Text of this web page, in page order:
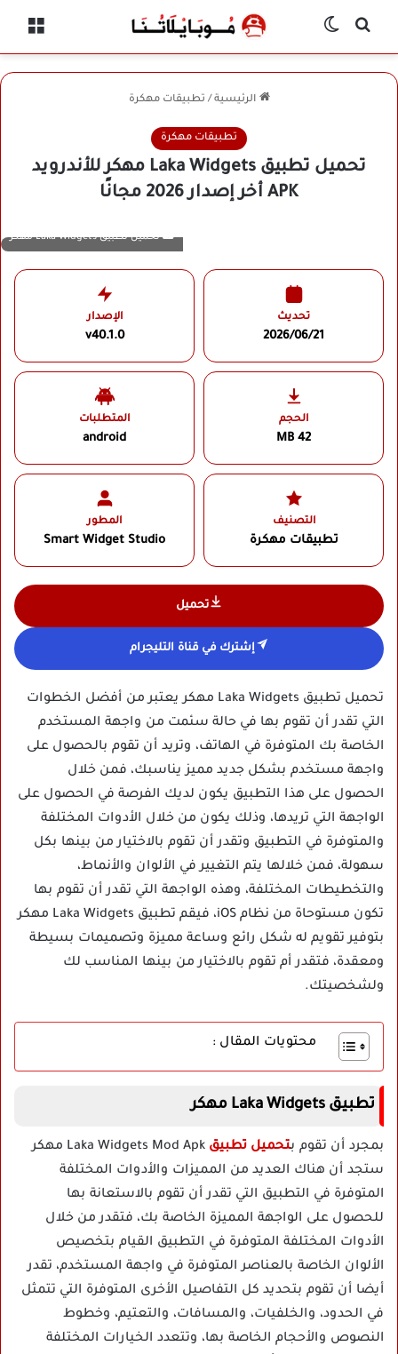
بحث عنالوضع المظلم
الرئيسية / تطبيقات مهكرة
تطبيقات مهكرة
تحميل تطبيق Laka Widgets مهكر للأندرويد
APK أخر إصدار 2026 مجانًا
تحميل تطبيق Laka Widgets مهكر
تحديث
2026/06/21
الإصدار
v40.1.0
الحجم
42 MB
المتطلبات
android
التصنيف
تطبيقات مهكرة
المطور
Smart Widget Studio‏
تحميل
إشترك في قناة التليجرام
تحميل تطبيق Laka Widgets مهكر يعتبر من أفضل الخطوات
التي تقدر أن تقوم بها في حالة سئمت من واجهة المستخدم
الخاصة بك المتوفرة في الهاتف، وتريد أن تقوم بالحصول على
واجهة مستخدم بشكل جديد مميز يناسبك، فمن خلال
الحصول على هذا التطبيق يكون لديك الفرصة في الحصول على
الواجهة التي تريدها، وذلك يكون من خلال الأدوات المختلفة
والمتوفرة في التطبيق وتقدر أن تقوم بالاختيار من بينها بكل
سهولة، فمن خلالها يتم التغيير في الألوان والأنماط،
والتخطيطات المختلفة، وهذه الواجهة التي تقدر أن تقوم بها
تكون مستوحاة من نظام iOS، فيقم تطبيق Laka Widgets مهكر
بتوفير تقويم له شكل رائع وساعة مميزة وتصميمات بسيطة
ومعقدة، فتقدر أم تقوم بالاختيار من بينها المناسب لك
ولشخصيتك.
محتويات المقال :
تطبيق Laka Widgets مهكر
بمجرد أن تقوم بتحميل تطبيق
Laka Widgets Mod Apk مهكر
ستجد أن هناك العديد من المميزات والأدوات المختلفة
المتوفرة في التطبيق التي تقدر أن تقوم بالاستعانة بها
للحصول على الواجهة المميزة الخاصة بك، فتقدر من خلال
الأدوات المختلفة المتوفرة في التطبيق القيام بتخصيص
الألوان الخاصة بالعناصر المتوفرة في واجهة المستخدم، تقدر
أيضا أن تقوم بتحديد كل التفاصيل الأخرى المتوفرة التي تتمثل
في الحدود، والخلفيات، والمسافات، والتعتيم، وخطوط
النصوص والأحجام الخاصة بها، وتتعدد الخيارات المختلفة